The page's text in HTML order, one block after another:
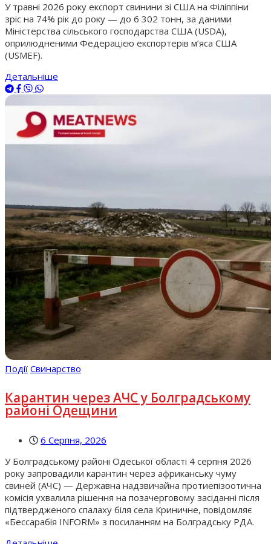
У травні 2026 року експорт свинини зі США на Філіппіни
зріс на 74% рік до року — до 6 302 тонн, за даними
Міністерства сільського господарства США (USDA),
оприлюдненими Федерацією експортерів м’яса США
(USMEF).
Детальніше
Події Свинарство
Карантин через АЧС у Болградському
районі Одещини
6 Серпня, 2026
У Болградському районі Одеської області 4 серпня 2026
року запровадили карантин через африканську чуму
свиней (АЧС) — Державна надзвичайна протиепізоотична
комісія ухвалила рішення на позачерговому засіданні після
підтвердженого спалаху біля села Криничне, повідомляє
«Бессарабія INFORM» з посиланням на Болградську РДА.